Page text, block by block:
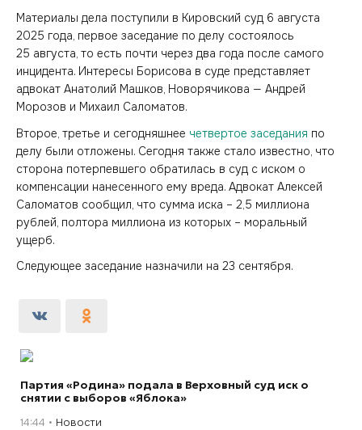
Материалы дела поступили в Кировский суд 6 августа
2025 года, первое заседание по делу состоялось
25 августа, то есть почти через два года после самого
инцидента. Интересы Борисова в суде представляет
адвокат Анатолий Машков, Новорячикова — Андрей
Морозов и Михаил Саломатов.
Второе, третье и сегодняшнее четвертое заседания по
делу были отложены. Сегодня также стало известно, что
сторона потерпевшего обратилась в суд с иском о
компенсации нанесенного ему вреда. Адвокат Алексей
Саломатов сообщил, что сумма иска – 2,5 миллиона
рублей, полтора миллиона из которых – моральный
ущерб.
Следующее заседание назначили на 23 сентября.
Партия «Родина» подала в Верховный суд иск о
снятии с выборов «Яблока»
14:44 Новости